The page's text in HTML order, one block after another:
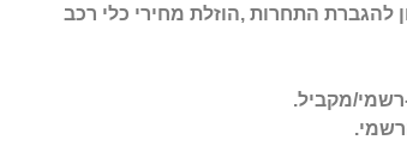
התחרות ,הוזלת מחירי כלי רכב